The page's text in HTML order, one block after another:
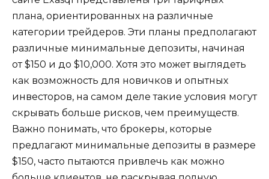
плана, ориентированных на различные
категории трейдеров. Эти планы предполагают
различные минимальные депозиты, начиная
от $150 и до $10,000. Хотя это может выглядеть
как возможность для новичков и опытных
инвесторов, на самом деле такие условия могут
скрывать больше рисков, чем преимуществ.
Важно понимать, что брокеры, которые
предлагают минимальные депозиты в размере
$150, часто пытаются привлечь как можно